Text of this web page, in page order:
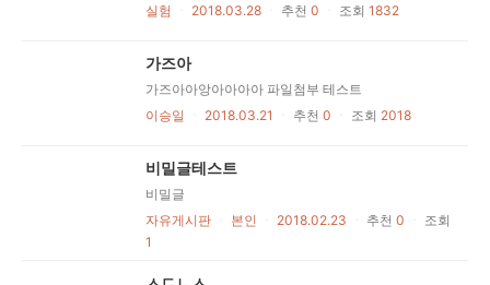
실험 2018.03.28 추천 0 조회 1832
가즈아
가즈아아앙아아아아 파일첨부 테스트
이승일
2018.03.21 추천 0 조회 2018
비밀글테스트
비밀글
자유게시판
본인 2018.02.23 추천 0
조회
1